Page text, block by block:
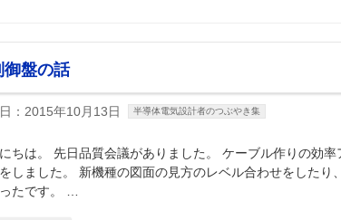
御盤の話
：2015年10月13日 半導体電気設計者のつぶやき集
ちは。 先日品質会議がありました。 ケーブル作りの効
しました。 新機種の図面の見方のレベル合わせをした
たです。 …